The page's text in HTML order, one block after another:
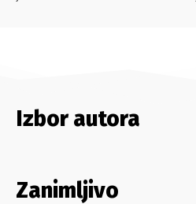
Izbor autora
Zanimljivo